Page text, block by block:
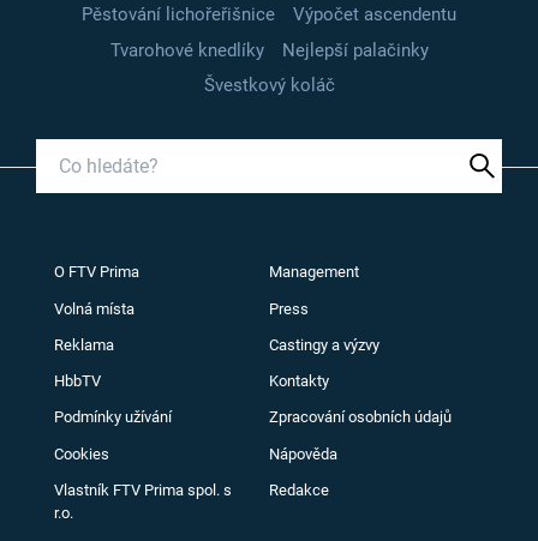
Pěstování lichořeřišnice
Výpočet ascendentu
Tvarohové knedlíky
Nejlepší palačinky
Švestkový koláč
O FTV Prima Management
Volná místa Press
Reklama Castingy a výzvy
HbbTV Kontakty
Podmínky užívání Zpracování osobních údajů
Cookies Nápověda
Vlastník FTV Prima spol. s
r.o.
Redakce